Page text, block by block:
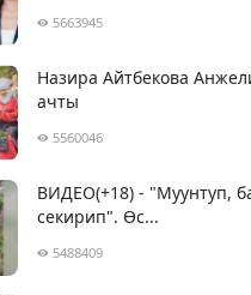
5663945
Назира Айтбекова
ачты
5560046
ВИДЕО(+18) - "Муунтуп,
секирип". Өс...
5488409